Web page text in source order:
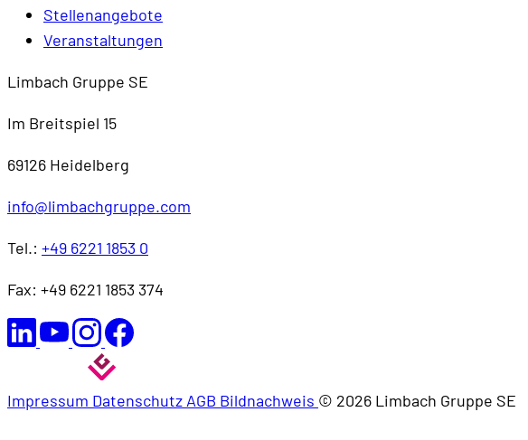
Stellenangebote
Veranstaltungen
Limbach Gruppe SE
Im Breitspiel 15
69126 Heidelberg
info@limbachgruppe.com
Tel.: +49 6221 1853 0
Fax: +49 6221 1853 374
Impressum Datenschutz AGB Bildnachweis © 2026 Limbach Gruppe SE